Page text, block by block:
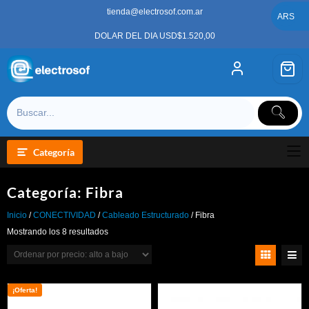
tienda@electrosof.com.ar
DOLAR DEL DIA USD$1.520,00
Categoría
Categoría: Fibra
Inicio /CONECTIVIDAD /Cableado Estructurado / Fibra
Mostrando los 8 resultadosOrdenado
precio:
alto
¡Oferta!
ARS